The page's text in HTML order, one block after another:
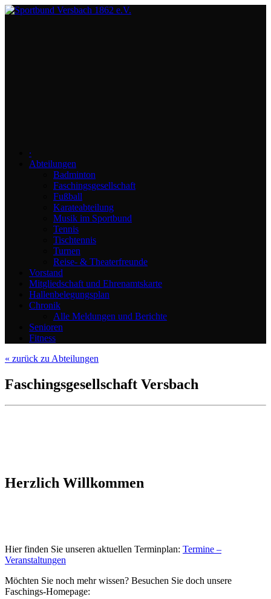
∙
Abteilungen
Badminton
Faschingsgesellschaft
Fußball
Karateabteilung
Musik im Sportbund
Tennis
Tischtennis
Turnen
Reise- & Theaterfreunde
Vorstand
Mitgliedschaft und Ehrenamtskarte
Hallenbelegungsplan
Chronik
Alle Meldungen und Berichte
Senioren
Fitness
« zurück zu Abteilungen
Faschingsgesellschaft Versbach
Herzlich Willkommen
Hier finden Sie unseren aktuellen Terminplan: Termine –
Veranstaltungen
Möchten Sie noch mehr wissen? Besuchen Sie doch unsere
Faschings-Homepage: